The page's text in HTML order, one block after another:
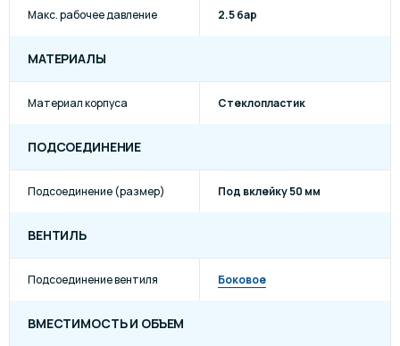
Макс. рабочее давление 2.5 бар
МАТЕРИАЛЫ
Материал корпуса Стеклопластик
ПОДСОЕДИНЕНИЕ
Подсоединение (размер) Под вклейку 50 мм
ВЕНТИЛЬ
Подсоединение вентиля Боковое
ВМЕСТИМОСТЬ И ОБЪЕМ